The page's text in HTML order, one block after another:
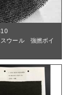
スウール 強撚ボイ